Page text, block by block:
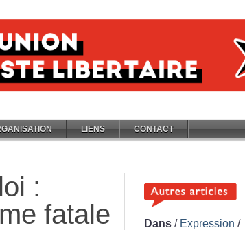
LIENS CONTACT
:
fatale
Dans / Expression /